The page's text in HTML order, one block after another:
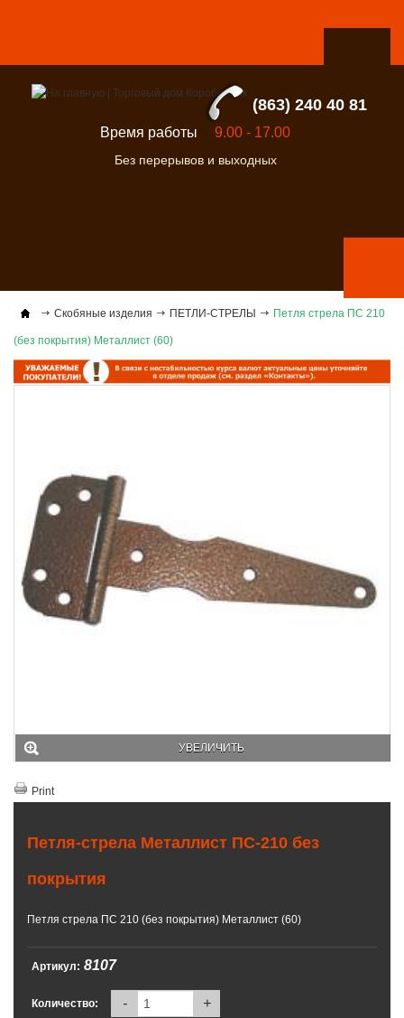
(863) 240 40 81
Время работы 9.00 - 17.00
Без перерывов и выходных
Скобяные изделия ПЕТЛИ-СТРЕЛЫ Петля стрела ПС 210
(без покрытия) Металлист (60)
УВЕЛИЧИТЬ
Print
Петля-стрела Металлист ПС-210 без
покрытия
Петля стрела ПС 210 (без покрытия) Металлист (60)
Артикул: 8107
Количество: - +